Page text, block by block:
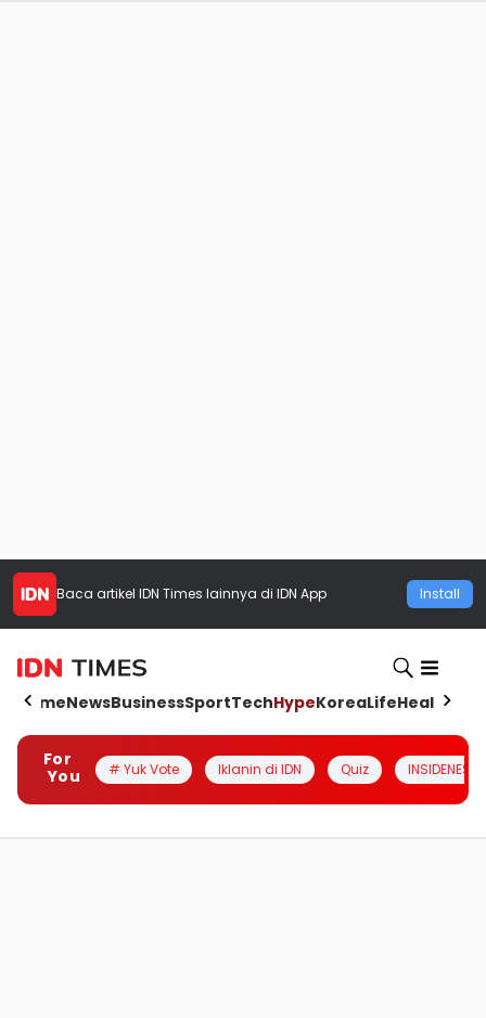
Baca artikel IDN Times lainnya di IDN App Install
HomeNewsBusinessSportTechHypeKoreaLifeHealth
For
You
# Yuk Vote Iklanin di IDN Quiz INSIDENESIA